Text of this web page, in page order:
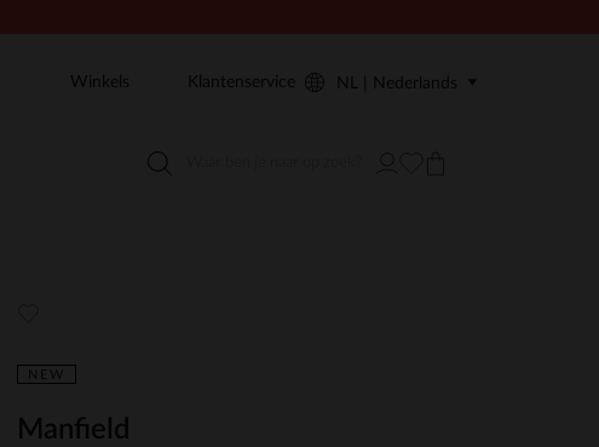
Winkels Klantenservice NL | Nederlands
NEW
Manfield